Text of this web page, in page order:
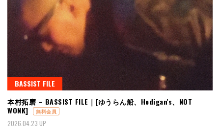
BASSIST FILE
本村拓磨 – BASSIST FILE｜[ゆうらん船、Hedigan's、NOT
WONK]
無料会員
2026.04.23 UP